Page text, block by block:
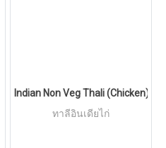
Indian Non Veg Thali (Chicken)
ทาลีอินเดียไก่